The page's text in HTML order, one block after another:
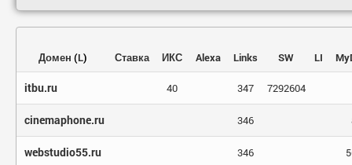
Домен (L) Ставка ИКС Alexa Links SW LI
itbu.ru 40 347 7292604
cinemaphone.ru 346
webstudio55.ru 346